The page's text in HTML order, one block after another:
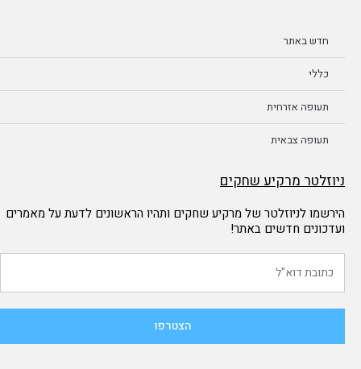
חדש באתר
כללי
תעופה אזרחית
תעופה צבאית
ניוזלטר מרקיע שחקים
הירשמו לניוזלטר של מרקיע שחקים ותהיו הראשונים לדעת על מאמרים
ועדכונים חדשים באתר!